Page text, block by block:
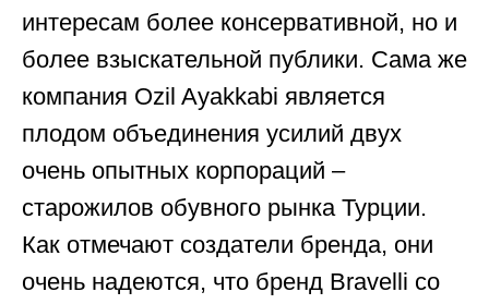
интересам более консервативной, но и
более взыскательной публики. Сама же
компания Ozil Ayakkabi является
плодом объединения усилий двух
очень опытных корпораций –
старожилов обувного рынка Турции.
Как отмечают создатели бренда, они
очень надеются, что бренд Bravelli со